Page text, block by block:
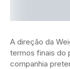
A direção da
termos finais do
companhia